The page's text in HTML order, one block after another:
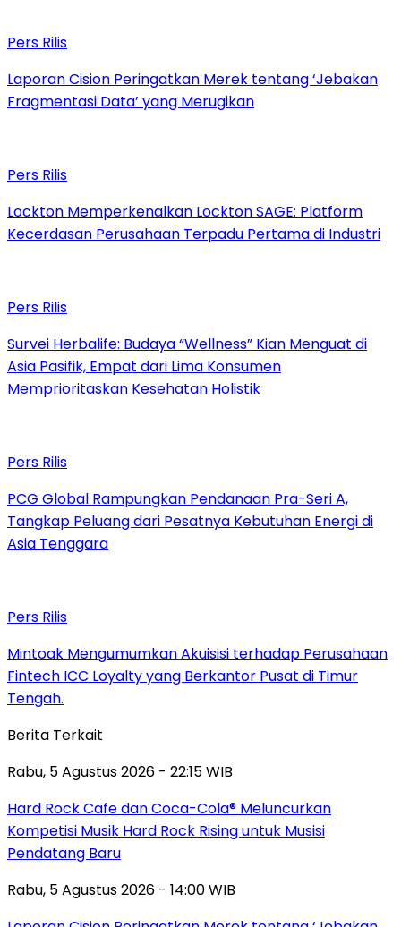
Pers Rilis
Laporan Cision Peringatkan Merek tentang ‘Jebakan
Fragmentasi Data’ yang Merugikan
Pers Rilis
Lockton Memperkenalkan Lockton SAGE: Platform
Kecerdasan Perusahaan Terpadu Pertama di Industri
Pers Rilis
Survei Herbalife: Budaya “Wellness” Kian Menguat di
Asia Pasifik, Empat dari Lima Konsumen
Memprioritaskan Kesehatan Holistik
Pers Rilis
PCG Global Rampungkan Pendanaan Pra-Seri A,
Tangkap Peluang dari Pesatnya Kebutuhan Energi di
Asia Tenggara
Pers Rilis
Mintoak Mengumumkan Akuisisi terhadap Perusahaan
Fintech ICC Loyalty yang Berkantor Pusat di Timur
Tengah.
Berita Terkait
Rabu, 5 Agustus 2026 - 22:15 WIB
Hard Rock Cafe dan Coca-Cola® Meluncurkan
Kompetisi Musik Hard Rock Rising untuk Musisi
Pendatang Baru
Rabu, 5 Agustus 2026 - 14:00 WIB